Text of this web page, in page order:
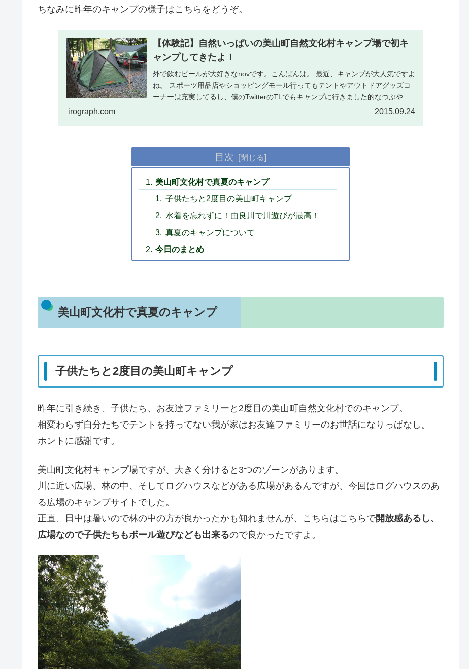
ちなみに昨年のキャンプの様子はこちらをどうぞ。
【体験記】自然いっぱいの美山町自然文化村キャンプ場で初キ
ャンプしてきたよ！
外で飲むビールが大好きなnovです。こんばんは。 最近、キャンプが大人気ですよ
ね。 スポーツ用品店やショッピングモール行ってもテントやアウトドアグッズコ
ーナーは充実してるし、僕のTwitterのTLでもキャンプに行きました的なつぶや...
irograph.com 2015.09.24
目次
美山町文化村で真夏のキャンプ
子供たちと2度目の美山町キャンプ
水着を忘れずに！由良川で川遊びが最高！
真夏のキャンプについて
今日のまとめ
美山町文化村で真夏のキャンプ
子供たちと2度目の美山町キャンプ
昨年に引き続き、子供たち、お友達ファミリーと2度目の美山町自然文化村でのキャンプ。
相変わらず自分たちでテントを持ってない我が家はお友達ファミリーのお世話になりっぱなし。
ホントに感謝です。
美山町文化村キャンプ場ですが、大きく分けると3つのゾーンがあります。
川に近い広場、林の中、そしてログハウスなどがある広場があるんですが、今回はログハウスのあ
る広場のキャンプサイトでした。
正直、日中は暑いので林の中の方が良かったかも知れませんが、こちらはこちらで開放感あるし、
広場なので子供たちもボール遊びなども出来るので良かったですよ。